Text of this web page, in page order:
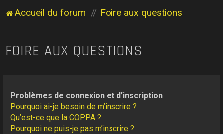
Accueil du forum Foire aux questions
FOIRE AUX QUESTIONS
Problèmes de connexion et d’inscription
Pourquoi ai-je besoin de m’inscrire ?
Qu’est-ce que la COPPA ?
Pourquoi ne puis-je pas m’inscrire ?